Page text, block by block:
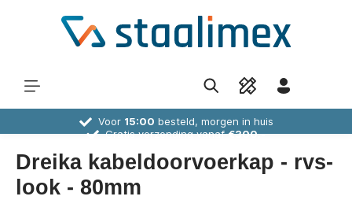
Voor 15:00 besteld, morgen in huis
Gratis verzending vanaf€300,-
Dreika kabeldoorvoerkap - rvs-
look - 80mm